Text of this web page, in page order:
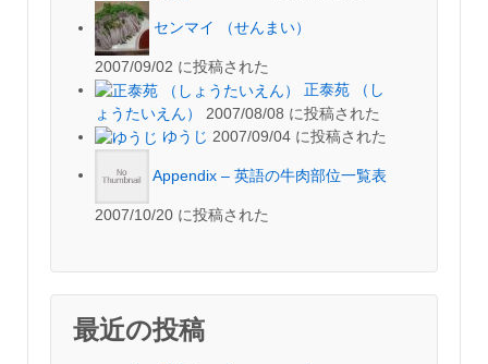
センマイ （せんまい）
2007/09/02 に投稿された
正泰苑 （し
ょうたいえん）
2007/08/08 に投稿された
ゆうじ 2007/09/04 に投稿された
Appendix – 英語の牛肉部位一覧表
2007/10/20 に投稿された
最近の投稿